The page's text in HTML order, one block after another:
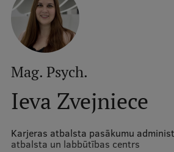
Meklēt Mobile
augšējā
izvēlne
Skolēniem
Studentiem
Darbiniekiem
Darba devējiem
Kontakti
Mag. Psych.
Ieva Zvejniece
Karjeras atbalsta pasākumu
atbalsta un labbūtības centrs